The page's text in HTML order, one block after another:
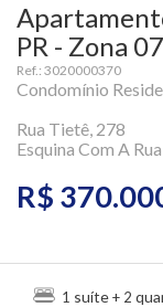
PR - Zona 07
Ref.: 3020000370
Condomínio
Rua Tietê, 278
Esquina Com A
R$
1 suíte + 2